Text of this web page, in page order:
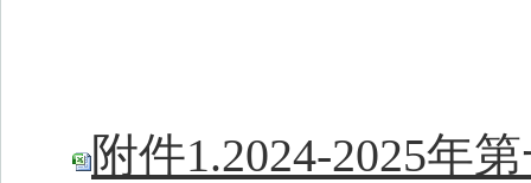
附件1.2024-2025年